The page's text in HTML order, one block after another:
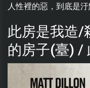
人性裡的惡，到底是
此房是我造/
的房子(臺) /